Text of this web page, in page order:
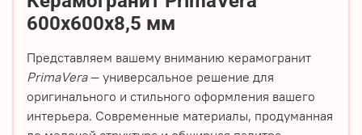
600х600х8,5 мм
Представляем вашему вниманию керамогранит
PrimaVera— универсальное решение для
оригинального и стильного оформления вашего
интерьера. Современные материалы, продуманная